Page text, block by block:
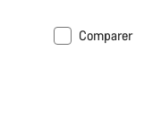
Comparer